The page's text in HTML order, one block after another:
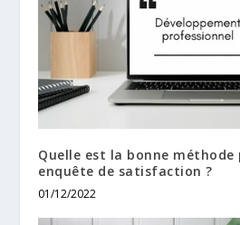
Quelle est la bonne méthode
enquête de satisfaction ?
01/12/2022